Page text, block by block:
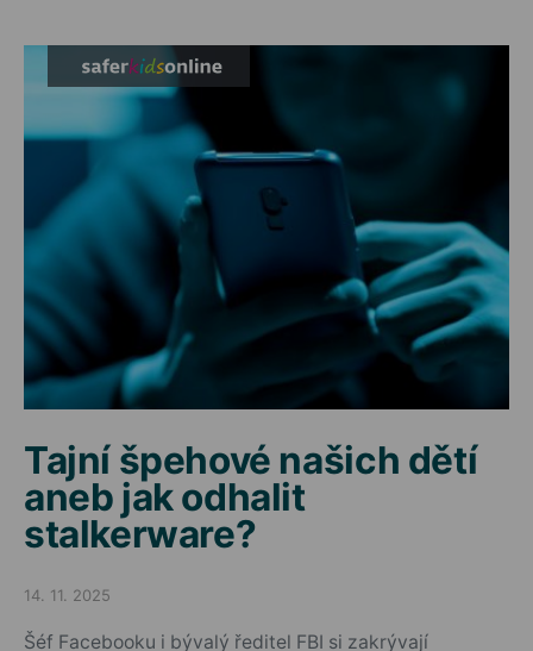
Tajní špehové našich dětí
aneb jak odhalit
stalkerware?
Posted on
14. 11. 2025
Šéf Facebooku i bývalý ředitel FBI si zakrývají